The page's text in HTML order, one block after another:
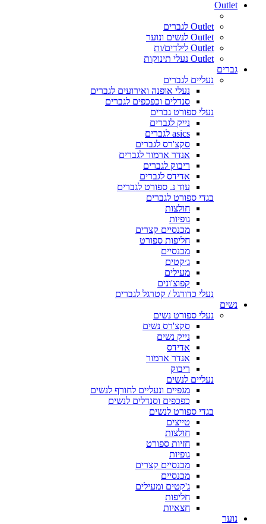
Outlet
Outlet לגברים
Outlet לנשים ונוער
Outlet לילדים/ות
Outlet נעלי תינוקות
גברים
נעליים לגברים
נעלי אופנה ואירועים לגברים
סנדלים וכפכפים לגברים
נעלי ספורט גברים
נייק לגברים
asics לגברים
סקצ'רס לגברים
אנדר ארמור לגברים
ריבוק לגברים
אדידס לגברים
עוד נ. ספורט לגברים
בגדי ספורט לגברים
חולצות
גופיות
מכנסיים קצרים
חליפות ספורט
מכנסיים
ג׳קטים
מעילים
קפוצ'ונים
נעלי כדורגל / קטרגל לגברים
נשים
נעלי ספורט נשים
סקצ'רס נשים
נייק נשים
אדידס
אנדר ארמור
ריבוק
נעליים לנשים
מגפיים ונעליים לחורף לנשים
כפכפים וסנדלים לנשים
בגדי ספורט לנשים
טייצים
חולצות
חזיות ספורט
גופיות
מכנסיים קצרים
מכנסיים
ג'קטים ומעילים
חליפות
חצאיות
נוער